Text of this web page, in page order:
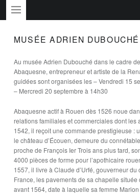
MUSÉE ADRIEN DUBOUCHÉ
Au musée Adrien Dubouché dans le cadre
Abaquesne, entrepreneur et artiste de la
guidées sont organisées les – Vendredi 15
– Mercredi 20 septembre à 14h30
Abaquesne actif à Rouen dès 1526 noue
relations familiales et commerciales dont les
1542, il reçoit une commande prestigieuse :
le château d’Écouen, demeure du
proche de François Ier Trois ans plus tard,
4000 pièces de forme pour l’apothicaire
1557, il livre à Claude d’Urfé, gouverneur
France, les pavements de sa chapelle
avant 1564, date à laquelle sa femme